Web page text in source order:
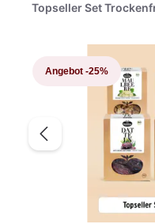
Topseller Set
Angebot -25%